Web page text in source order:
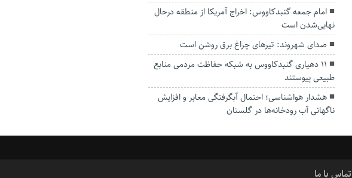
امام جمعه گنبدکاووس: اخراج آمریکا از منطقه درحال
نهایی‌شدن است
صدای شهروند: تیرهای چراغ برق روشن است
۱۱ دهیاری گنبدکاووس به شبکه حفاظت مردمی منابع
طبیعی پیوستند
هشدار هواشناسی؛ احتمال آبگرفتگی معابر و افزایش
ناگهانی آب رودخانه‌ها در گلستان
تماس با ما